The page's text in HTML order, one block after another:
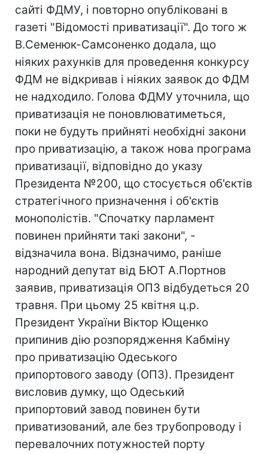
сайті ФДМУ, і повторно опубліковані в
газеті "Відомості приватизації". До того ж
В.Семенюк-Самсоненко додала, що
ніяких рахунків для проведення конкурсу
ФДМ не відкривав і ніяких заявок до ФДМ
не надходило. Голова ФДМУ уточнила, що
приватизація не поновлюватиметься,
поки не будуть прийняті необхідні закони
про приватизацію, а також нова програма
приватизації, відповідно до указу
Президента №200, що стосується об'єктів
стратегічного призначення і об'єктів
монополістів. "Спочатку парламент
повинен прийняти такі закони", -
відзначила вона. Відзначимо, раніше
народний депутат від БЮТ А.Портнов
заявив, приватизація ОПЗ відбудеться 20
травня. При цьому 25 квітня ц.р.
Президент України Віктор Ющенко
припинив дію розпорядження Кабміну
про приватизацію Одеського
припортового заводу (ОПЗ). Президент
висловив думку, що Одеський
припортовий завод повинен бути
приватизований, але без трубопроводу і
перевалочних потужностей порту